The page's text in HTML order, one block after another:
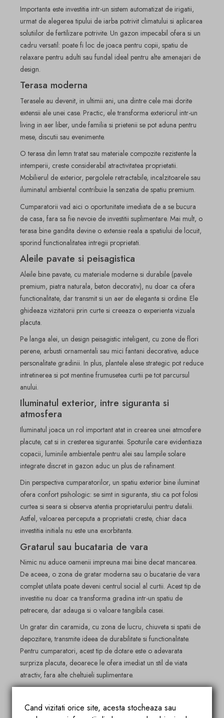
Importanta este investitia intr-un sistem automatizat de irigatii,
urmat de alegerea tipului de iarba potrivit climatului si aplicarea
solutiilor de fertilizare potrivite. Un gazon impecabil ofera si un
cadru versatil: poate fi loc de joaca pentru copii, spatiu de
relaxare pentru adulti sau fundal ideal pentru alte amenajari de
design.
Terasa moderna
Terasele au devenit, in ultimii ani, una dintre cele mai dorite
extensii ale unei case. Practic, ele transforma exteriorul intr-un
living in aer liber, unde familia si prietenii se pot aduna pentru
mese, discutii sau evenimente.
O terasa din lemn tratat sau materiale compozite rezistente la
intemperii, creste considerabil atractivitatea proprietatii.
Mobilierul de exterior, pergolele retractabile, incalzitoarele sau
iluminatul ambiental contribuie la senzatia de spatiu premium.
Cumparatorii vad aici o oportunitate imediata de a se bucura
de casa, fara sa fie nevoie de investitii suplimentare. Mai mult, o
terasa bine gandita devine o extensie reala a spatiului de locuit,
sporind functionalitatea intregii proprietati.
Aleile pavate si peisagistica
Aleile bine pavate, cu materiale moderne si durabile (pavele
premium, piatra naturala, beton decorativ), nu doar ca ofera
functionalitate, dar transmit si un aer de eleganta si ordine. Ele
ghideaza vizitatorii prin curte si creeaza o experienta vizuala
placuta.
Pe langa alei, un design peisagistic inteligent, cu zone de flori
perene, arbusti ornamentali sau mici fantani decorative, aduce
personalitate gradinii. In plus, plantele alese strategic pot reduce
intretinerea si pot mentine frumusetea curtii pe tot parcursul
anului.
Iluminatul exterior, intre siguranta si
atmosfera
Iluminatul joaca un rol important atat in crearea unei atmosfere
placute, cat si in cresterea sigurantei. Spoturile care evidentiaza
copacii, luminile ambientale pentru alei sau lampile solare
integrate discret in gazon aduc un plus de rafinament.
Din perspectiva cumparatorilor, un spatiu exterior bine iluminat
ofera confort psihologic: se simt in siguranta, stiu ca pot folosi
curtea si seara si observa atentia proprietarului pentru detalii.
Astfel, valoarea perceputa a proprietatii creste, chiar daca
investitia initiala nu este una exorbitanta.
Gratarul sau bucataria de vara
Nimic nu aduce oamenii impreuna mai bine decat mancarea.
De aceea, o zona de gratar moderna sau o bucatarie de vara
complet utilata poate deveni centrul social al curtii. Acest tip de
investitie nu doar ca transforma gradina intr-un spatiu de
petrecere, dar adauga si o valoare tangibila casei.
Un gratar din caramida, cu zona de lucru, chiuveta si spatii de
depozitare, transmite ideea de durabilitate si functionalitate.
Pentru cumparatori, acest tip de dotare este o adevarata
surpriza placuta, deoarece le ofera imediat un stil de viata
atractiv, fara alte cheltuieli suplimentare.
Piscina sau jacuzzi-ul
Piscina este, fara indoiala, una dintre cele mai dorite investitii
Cand vizitati orice site, acesta stocheaza sau